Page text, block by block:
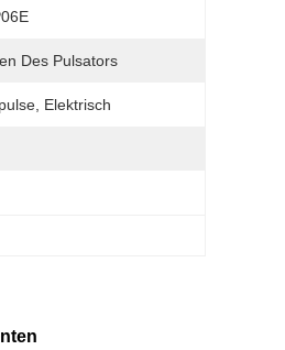
Des Pulsators
Elektrisch